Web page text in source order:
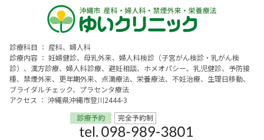
診療科目 ： 産科、婦人科
診療内容 ： 妊婦健診、母乳外来、婦人科検診（子宮がん検診・乳がん検
診）、漢方診療、婦人科診療、避妊相談、ホメオパシー、乳児健診、予防接
種、禁煙外来、更年期外来、点滴療法、栄養療法、不妊治療、生理日移動、
ブライダルチェック、プラセンタ療法
アクセス ： 沖縄県沖縄市登川2444-3